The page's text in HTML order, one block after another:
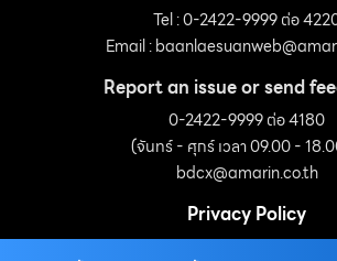
Tel : 0-2422-9999 ต่อ
Email :
Report an issue or send
0-2422-9999 ต่อ 4180
(จันทร์ - ศุกร์ เวลา 09.00 -
bdcx@amarin.co.th
Privacy Policy